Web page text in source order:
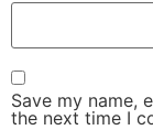
Save my name,
the next time I